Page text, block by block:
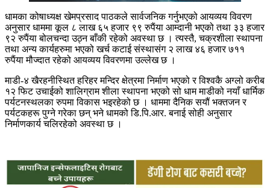
धामका कोषाध्यक्ष खेमप्रसाद पाठकले सार्वजनिक गर्नुभएको आयव्यय विवरण
अनुसार धाममा कूल ८ लाख ६५ हजार ९९ रुपैंया आम्दानी भएको तथा ३३ हजार
९२ रुपैंया बोलचन्दा उठ्न बाँकी रहेको अवस्था छ । त्यस्तै, चक्रशीला स्थापना
तथा अन्य कार्यहरुमा भएको खर्च कटाई संस्थासंग २ लाख ४६ हजार ७११
रुपैंया मौज्दात रहेको आयव्यय विवरणमा उल्लेख छ ।
माडी-४ खैरहनीस्थित हरिहर मन्दिर क्षेत्रमा निर्माण भएको र विश्वकै अग्लो करीब
१२ फिट उचाईको शालिग्राम शीला स्थापना भएको सो धाम माडीको नयाँ धार्मिक
पर्यटनस्थलका रुपमा विकास भइरहेको छ । धाममा दैनिक सयौं भक्तजन र
पर्यटकहरू पुग्ने गरेका छन् भने धामको डि.पि.आर. बनाई सोही अनुसार
निर्माणकार्य चलिरहेको अवस्था छ ।